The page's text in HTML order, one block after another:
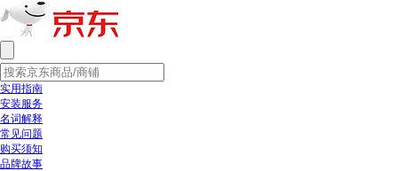
实用指南
安装服务
名词解释
常见问题
购买须知
品牌故事